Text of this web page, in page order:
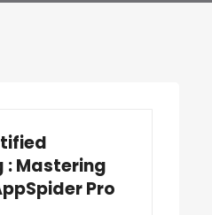
: Mastering
Pro